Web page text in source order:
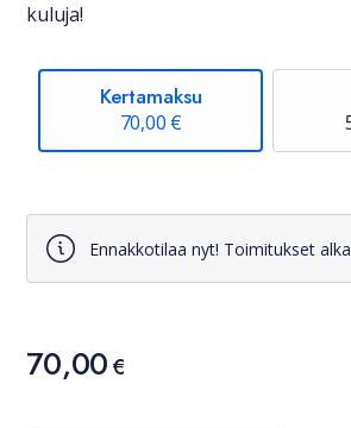
kuluja!
Kertamaksu
70,00 €
Ennakkotilaa nyt! Toimitukset
Hinta
70,00 €
70,00€